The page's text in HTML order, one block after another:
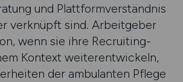
und Plattformverständnis
verknüpft sind. Arbeitgeber
wenn sie ihre Recruiting-
Kontext weiterentwickeln,
der ambulanten Pflege